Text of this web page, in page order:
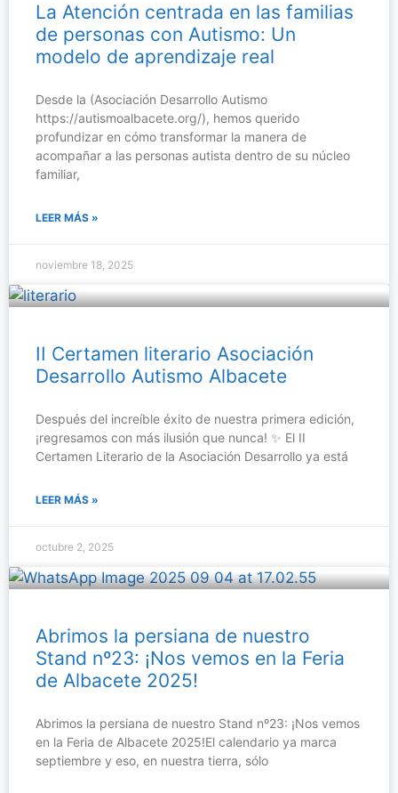
La Atención centrada en las familias
de personas con Autismo: Un
modelo de aprendizaje real
Desde la (Asociación Desarrollo Autismo
https://autismoalbacete.org/), hemos querido
profundizar en cómo transformar la manera de
acompañar a las personas autista dentro de su núcleo
familiar,
LEER MÁS »
noviembre 18, 2025
II Certamen literario Asociación
Desarrollo Autismo Albacete
Después del increíble éxito de nuestra primera edición,
¡regresamos con más ilusión que nunca! ✨ El II
Certamen Literario de la Asociación Desarrollo ya está
LEER MÁS »
octubre 2, 2025
Abrimos la persiana de nuestro
Stand nº23: ¡Nos vemos en la Feria
de Albacete 2025!
Abrimos la persiana de nuestro Stand nº23: ¡Nos vemos
en la Feria de Albacete 2025!El calendario ya marca
septiembre y eso, en nuestra tierra, sólo